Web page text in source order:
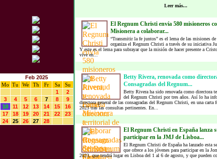
Feb 2025
Mo
Tu We Th Fr Sa
Su
1
2
3
4 5 6 7 8
9
10
11 12 13 14 15
16
17
18 19 20 21 22
23
24
25 26 27 28
Leer más...
El Regnum Christi envía 580 misioneros
Misionera a colaborar...
“Transmitir la fe juntos” es el lema de las misiones de
organiza el Regnum Christi a través de su iniciativa
Y este es el lema para subrayar que la misión de hacer presente a
vive en...
Betty Rivera, renovada como
Consagradas del Regnum...
Betty Rivera ha sido renovada como directora
del Regnum Christi por tres años. Así lo ha
directora general de las consagradas del Regnum Christi, en una carta
2023 tras las consultas pertinentes. En...
El Regnum Christi en España lanza
participar en la JMJ de Lisboa...
El Regnum Christi de España ha lanzado esta
que ofrece a los jóvenes para participar en la
2023, que tendrá lugar en Lisboa del 1 al 6 de agosto, y que pueden